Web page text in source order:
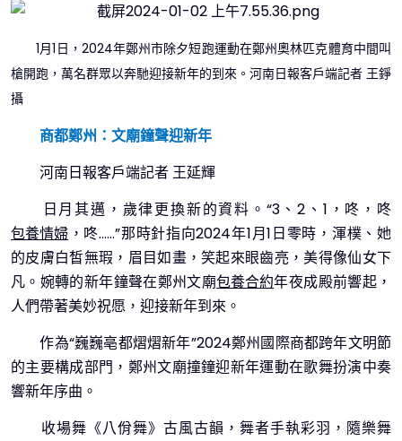
1月1日，2024年鄭州市除夕短跑運動在鄭州奧林匹克體育中間叫
槍開跑，萬名群眾以奔馳迎接新年的到來。河南日報客戶端記者 王錚
攝
商都鄭州：文廟鐘聲迎新年
河南日報客戶端記者 王延輝
日月其邁，歲律更換新的資料。“3、2、1，咚，咚
包養情婦 ，咚……”那時針指向2024年1月1日零時，渾樸、她
的皮膚白皙無瑕，眉目如畫，笑起來眼齒亮，美得像仙女下
凡。婉轉的新年鐘聲在鄭州文廟包養合約年夜成殿前響起，
人們帶著美妙祝愿，迎接新年到來。
作為“巍巍亳都熠熠新年”2024鄭州國際商都跨年文明節
的主要構成部門，鄭州文廟撞鐘迎新年運動在歌舞扮演中奏
響新年序曲。
收場舞《八佾舞》古風古韻，舞者手執彩羽，隨樂舞